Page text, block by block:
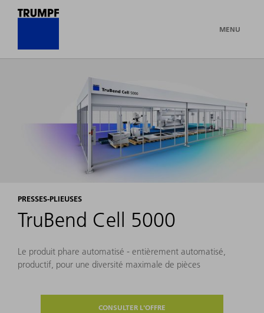
MENU
PRESSES-PLIEUSES
TruBend Cell 5000
Le produit phare automatisé - entièrement automatisé,
productif, pour une diversité maximale de pièces
CONSULTER L'OFFRE